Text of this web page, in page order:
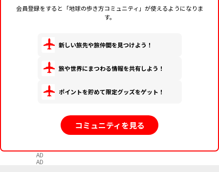
会員登録をすると「地球の歩き方コミュニティ」が使えるようになりま
す。
新しい旅先や旅仲間を見つけよう！
旅や世界にまつわる情報を共有しよう！
ポイントを貯めて限定グッズをゲット！
コミュニティを見る
AD
AD